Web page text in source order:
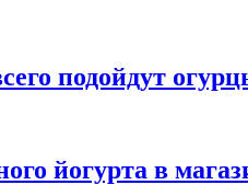
подойдут
йогурта в